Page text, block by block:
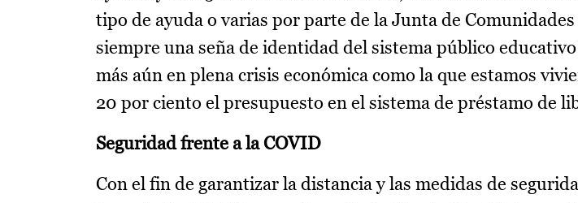
tipo de ayuda o varias por parte de la Junta de
siempre una seña de identidad del sistema público
más aún en plena crisis económica como la que estamos
20 por ciento el presupuesto en el sistema de préstamo de
Seguridad frente a la COVID
Con el fin de garantizar la distancia y las medidas de